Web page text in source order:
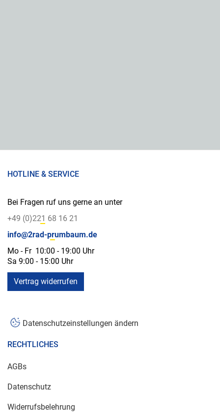
HOTLINE & SERVICE
Bei Fragen ruf uns gerne an unter
+49 (0)221 68 16 21
info@2rad-prumbaum.de
Mo - Fr 10:00 - 19:00 Uhr
Sa 9:00 - 15:00 Uhr
Vertrag widerrufen
Datenschutzeinstellungen ändern
RECHTLICHES
AGBs
Datenschutz
Widerrufsbelehrung